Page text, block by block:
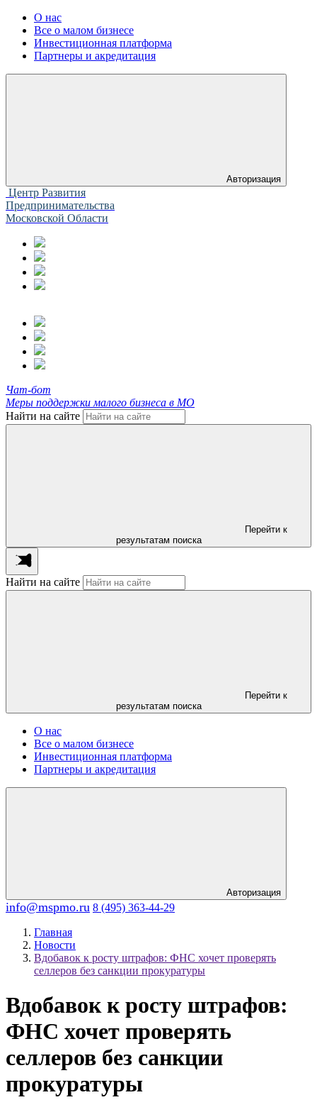
О нас
Все о малом бизнесе
Инвестиционная платформа
Партнеры и акредитация
Авторизация
Центр Развития
Предпринимательства
Московской Области
Чат-бот
Меры поддержки малого бизнеса в МО
Найти на сайте
Перейти к
результатам поиска
Найти на сайте
Перейти к
результатам поиска
О нас
Все о малом бизнесе
Инвестиционная платформа
Партнеры и акредитация
Авторизация
info@mspmo.ru 8 (495) 363-44-29
Главная
Новости
Вдобавок к росту штрафов: ФНС хочет проверять
селлеров без санкции прокуратуры
Вдобавок к росту штрафов:
ФНС хочет проверять
селлеров без санкции
прокуратуры